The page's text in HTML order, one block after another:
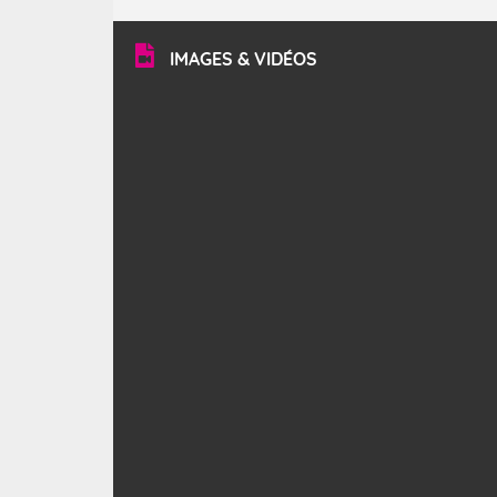
vitesse moyenne de 50 km/h et atteindre 80 à 100 km/h
en rafales, parfois davantage. Il parcourt la basse vallée
du Rhône et la Provence et envahit le littoral
méditerranéen à partir de la Camargue.
IMAGES & VIDÉOS